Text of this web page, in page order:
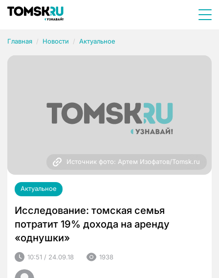
Главная Новости Актуальное
Источник фото: Артем Изофатов/Tomsk.ru
Актуальное
Исследование: томская семья
потратит 19% дохода на аренду
«однушки»
10:51 / 24.09.18 1938